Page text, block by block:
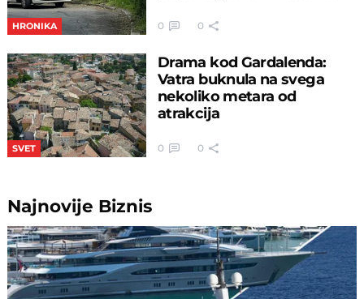
HRONIKA 0 0
SVET
Drama kod Gardalenda:
Vatra buknula na svega
nekoliko metara od
atrakcija
0 0
Najnovije Biznis